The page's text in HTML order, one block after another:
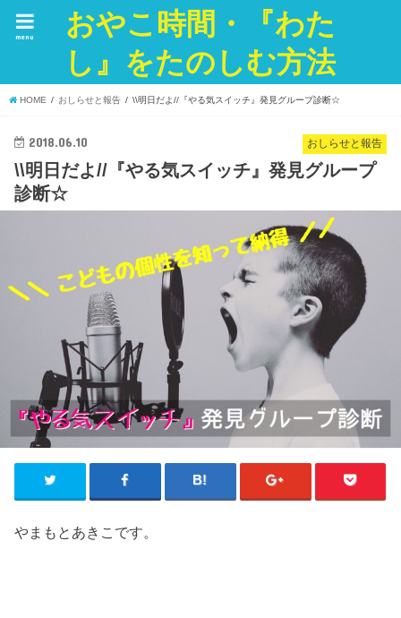
おやこ時間・『わた
し』をたのしむ方法
menu
HOME おしらせと報告 \\明日だよ//『やる気スイッチ』発見グループ診断☆
おしらせと報告
2018.06.10
\\明日だよ//『やる気スイッチ』発見グループ
診断☆
やまもとあきこです。